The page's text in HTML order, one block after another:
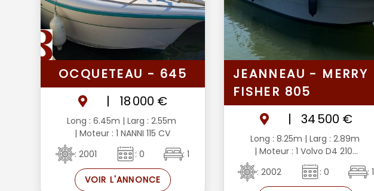
OCQUETEAU - 645
|
18 000 €
Long : 6.45m | Larg : 2.55m
| Moteur : 1 NANNI 115 CV
: 2001
: 0 : 1
VOIR L'ANNONCE
JEANNEAU - MERRY
FISHER 805
|
34 500 €
Long : 8.25m | Larg : 2.89m
| Moteur : 1 Volvo D4 210...
: 2002
: 0 : 1